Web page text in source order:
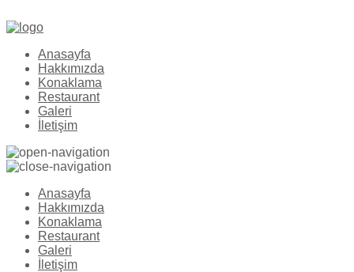
Anasayfa
Hakkımızda
Konaklama
Restaurant
Galeri
İletişim
Anasayfa
Hakkımızda
Konaklama
Restaurant
Galeri
İletişim